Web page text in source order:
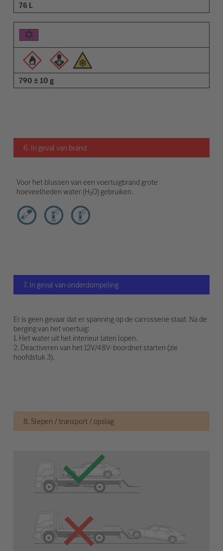
76 L
790 ± 10 g
6. In geval van brand
Voor het blussen van een voertuigbrand grote
hoeveelheden water (H₂O) gebruiken.
7. In geval van onderdompeling
Er is geen gevaar dat er spanning op de carrosserie staat. Na de
berging van het voertuig:
1. Het water uit het interieur laten lopen.
2. Deactiveren van het 12V/48V-boordnet starten (zie
hoofdstuk 3).
8. Slepen / transport / opslag